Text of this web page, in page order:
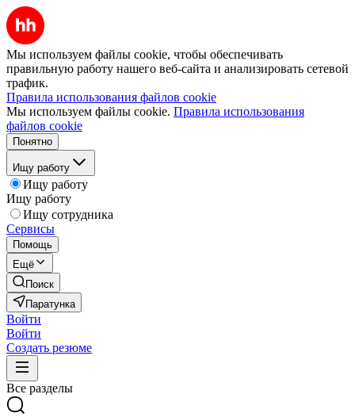
Мы используем файлы cookie, чтобы обеспечивать
правильную работу нашего веб-сайта и анализировать сетевой
трафик.
Правила использования файлов cookie
Мы используем файлы cookie. Правила использования
файлов cookie
Понятно
Ищу работу
Ищу работу
Ищу работу
Ищу сотрудника
Сервисы
Помощь
Ещё
Поиск
Паратунка
Войти
Войти
Создать резюме
Все разделы